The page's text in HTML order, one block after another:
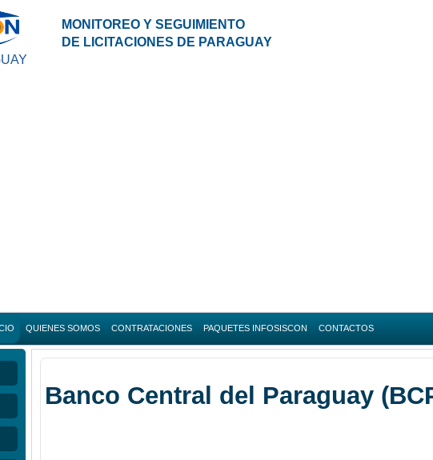
MONITOREO Y SEGUIMIENTO
DE LICITACIONES DE PARAGUAY
QUIENES SOMOS CONTRATACIONES
Búsqueda
Convocatorias Nacionales
PAQUETES INFOSISCON CONTACTOS
Banco Central del Paraguay